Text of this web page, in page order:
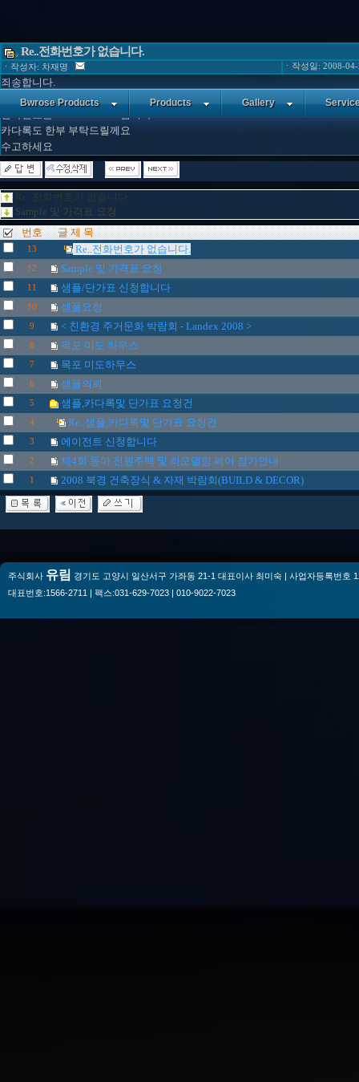
Bwrose Products Products Gallery
Re..전화번호가 없습니다.
ㆍ작성자: 차재명 ㆍ작성일: 2008-
죄송합니다.
깜박했네요..
전화번호는 016-771-2521 입니다
카다록도 한부 부탁드릴께요
수고하세요
Re..전화번호가 없습니다.
Sample 및 가격표 요청
번호 글 제 목
13 Re..전화번호가 없습니다.
12 Sample 및 가격표 요청
11 샘플/단가표 신청합니다
10 셈풀요청
9 < 친환경 주거문화 박람회 - Landex 2008 >
8 목포 미도 하우스
7 목포 미도하무스
6 샘플의뢰
5 샘플,카다록및 단가표 요청건
4 Re..샘플,카다록및 단가표 요청건
3 에이전트 신청합니다
2 제4회 동아 전원주택 및 리모델링 페어 참가안내
1 2008 북경 건축장식 & 자재 박람회(BUILD & DECOR)
주식회사 유림 경기도 고양시 일산서구 가좌동 21-1 대표이사 최미숙 | 사업자등록번호
대표번호:1566-2711 | 팩스:031-629-7023 | 010-9022-7023